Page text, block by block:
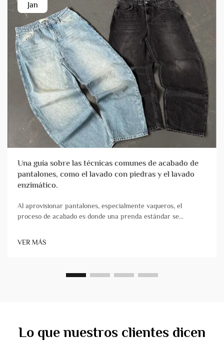
Jan
Una guía sobre las técnicas comunes de acabado de
pantalones, como el lavado con piedras y el lavado
enzimático.
Al aprovisionar pantalones, especialmente vaqueros, el
proceso de acabado es donde una prenda estándar se
atractivo comercial. Para los propietarios de marcas y los
gestores de productos, comprender estas técnicas es
VER MÁS
Lo que nuestros clientes dicen